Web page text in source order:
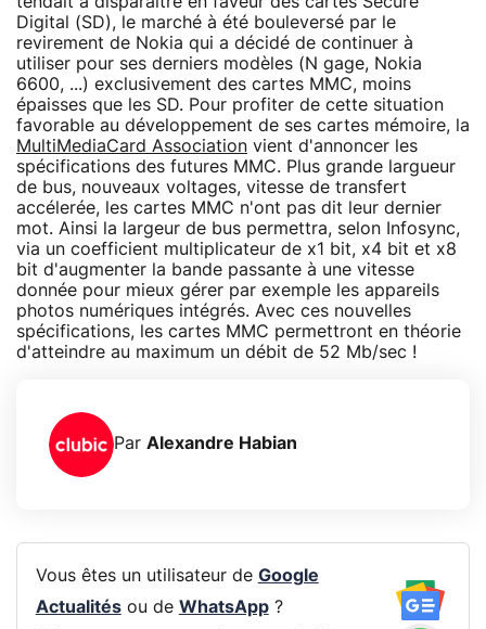
Digital (SD), le marché à été bouleversé par le
revirement de Nokia qui a décidé de continuer à
utiliser pour ses derniers modèles (N gage, Nokia
6600, ...) exclusivement des cartes MMC, moins
épaisses que les SD. Pour profiter de cette situation
favorable au développement de ses cartes mémoire, la
MultiMediaCard Association vient d'annoncer les
spécifications des futures MMC. Plus grande largueur
de bus, nouveaux voltages, vitesse de transfert
accélerée, les cartes MMC n'ont pas dit leur dernier
mot. Ainsi la largeur de bus permettra, selon Infosync,
via un coefficient multiplicateur de x1 bit, x4 bit et x8
bit d'augmenter la bande passante à une vitesse
donnée pour mieux gérer par exemple les appareils
photos numériques intégrés. Avec ces nouvelles
spécifications, les cartes MMC permettront en théorie
d'atteindre au maximum un débit de 52 Mb/sec !
Par Alexandre Habian
Vous êtes un utilisateur de Google
Actualitésou de WhatsApp?